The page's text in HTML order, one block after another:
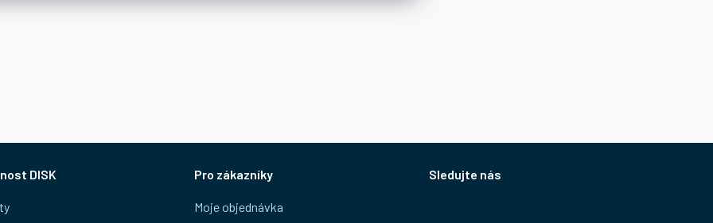
DISK Pro zákazníky
Moje objednávka
Sledujte nás